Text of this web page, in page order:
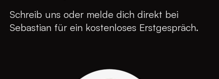
Schreib uns oder melde dich direkt bei
Sebastian für ein kostenloses Erstgespräch.